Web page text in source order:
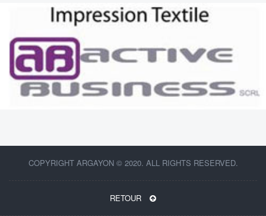
COPYRIGHT ARGAYON © 2020. ALL RIGHTS RESERVED.
RETOUR